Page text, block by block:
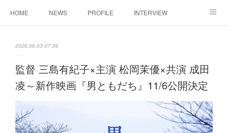
HOME NEWS PROFILE INTERVIEW
2026.06.03 07:39
監督 三島有紀子×主演 松岡茉優×共演 成田
凌～新作映画『男ともだち』11/6公開決定